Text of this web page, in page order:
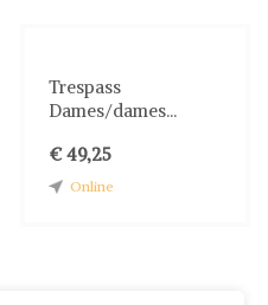
Trespass
Dames/dames...
€ 49,25
Online